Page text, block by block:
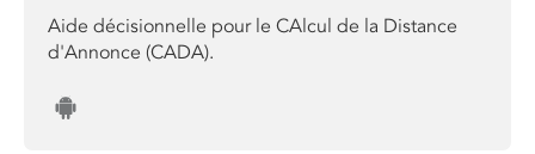
Aide décisionnelle pour le CAlcul de la Distance
d'Annonce (CADA).